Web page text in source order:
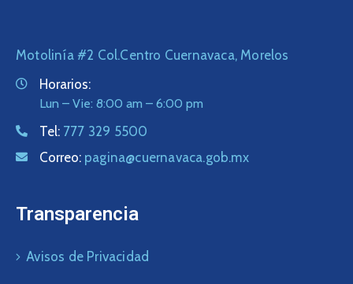
Motolinía #2 Col.Centro Cuernavaca, Morelos
Horarios:
Lun – Vie: 8:00 am – 6:00 pm
Tel: 777 329 5500
Correo: pagina@cuernavaca.gob.mx
Transparencia
Avisos de Privacidad